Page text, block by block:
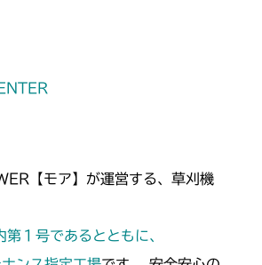
【モア】が運営する、草刈機
１号であるとともに、